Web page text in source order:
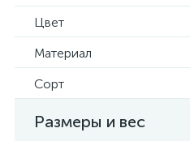
Цвет
Материал
Сорт
Размеры и вес